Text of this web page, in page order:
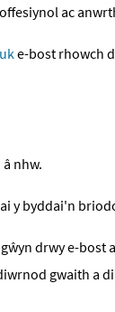
ac
e-bost rhowch
nhw.
y byddai'n
drwy e-bost
gwaith a